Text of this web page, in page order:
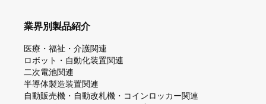
業界別製品紹介
医療・福祉・介護関連
ロボット・自動化装置関連
二次電池関連
半導体製造装置関連
自動販売機・自動改札機・コインロッカー関連